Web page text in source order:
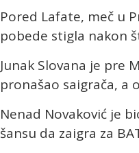
Pored Lafate, meč u
pobede stigla nakon
Junak Slovana je pre
pronašao saigrača, a
Nenad Novaković je
šansu da zaigra za